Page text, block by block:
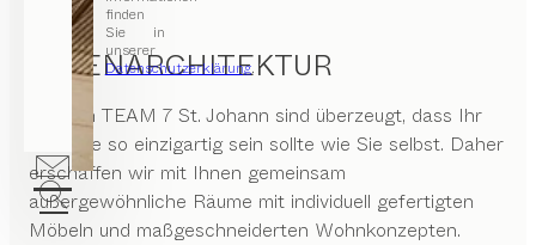
finden
Sie in
unserer
Datenschutzerklärung.
INNENARCHITEKTUR
Wir von TEAM 7 St. Johann sind überzeugt, dass Ihr
Zuhause so einzigartig sein sollte wie Sie selbst. Daher
erschaffen wir mit Ihnen gemeinsam
außergewöhnliche Räume mit individuell gefertigten
Möbeln und maßgeschneiderten Wohnkonzepten.